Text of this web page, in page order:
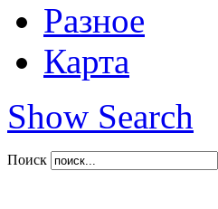
Разное
Карта
Show Search
Поиск